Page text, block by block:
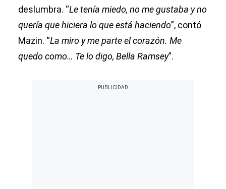
deslumbra. “Le tenía miedo, no me gustaba y no
quería que hiciera lo que está haciendo”, contó
Mazin. “La miro y me parte el corazón. Me
quedo como… Te lo digo, Bella Ramsey”.